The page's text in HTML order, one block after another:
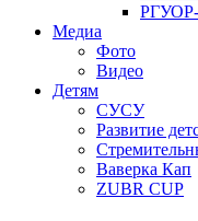
РГУОР-
Медиа
Фото
Видео
Детям
СУСУ
Развитие
Ваверка Кап
ZUBR CUP